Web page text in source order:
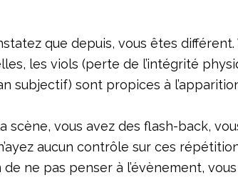
que depuis, vous êtes différent.
les viols (perte de l’intégrité
sont propices à l’apparition
vous avez des flash-back,
aucun contrôle sur ces
ne pas penser à l’évènement,